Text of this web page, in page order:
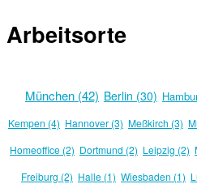
Arbeitsorte
München (42) Berlin (30)
Kempen (4) Hannover (3) Meßkirch (3)
Homeoffice (2) Dortmund (2) Leipzig (2)
Freiburg (2) Halle (1) Wiesbaden (1)